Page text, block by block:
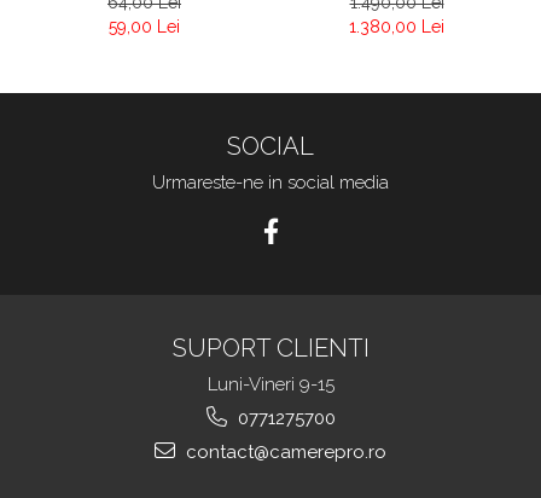
59,00 Lei
amprenta + pin
1.380,00 Lei
SOCIAL
Urmareste-ne in social media
SUPORT CLIENTI
Luni-Vineri 9-15
0771275700
contact@camerepro.ro